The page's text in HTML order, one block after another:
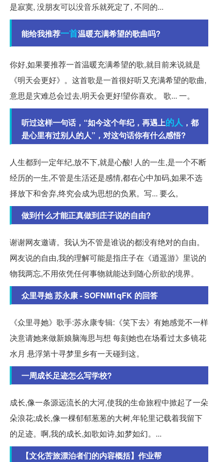
是寂寞, 没朋友可以没音乐就死定了, 不同的...
能给我推荐一首温暖充满希望的歌曲吗?
你好,如果要推荐一首温暖充满希望的歌,就目前来说就是
《明天会更好》。这首歌是一首很好听又充满希望的歌曲,
意思是灾难总会过去,明天会更好!望你喜欢。 歌... 一。
听过这样一句话，“如今这个年纪，再遇上的人 ，都
是心里有过别人的人”，对这句话你有什么感悟?
人生都到一定年纪,放不下,就是心酸! 人的一生,是一个不断
经历的一生,不管是生活还是感情,都在心中加码,如果不选
择放下和舍弃,终究会成为思想的负累。写... 要么。
做到什么才能正真做到庄子说的自由?
谢谢网友邀请。我认为不管是谁说的都没有绝对的自由。
网友说的自由,我的理解可能是指庄子在《逍遥游》里说的
物我两忘,不用依凭任何事物就能达到随心所欲的境界。
众里寻她 苏永康 - SOFNM1qFK 的回答
《众里寻她》歌手:苏永康专辑:《笑下去》有她感觉不一样
决意请她来做新娘脑海思与想 每刻她也在场看过太多镜花
水月 悬浮第十寻梦里乡有一天碰到这。
一周成长足迹怎么写学校?
成长,像一条源远流长的大河,使我的生命旅程中掀起了一朵
朵浪花;成长,像一棵郁郁葱葱的大树,年轮里记载着我留下
的足迹。啊,我的成长,如歌如诗,如梦如幻。...
【文化苦旅漂泊者们的内容概括】作业帮